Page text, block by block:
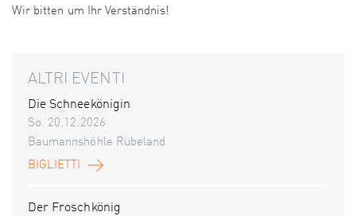
Wir bitten um Ihr Verständnis!
ALTRI EVENTI
Die Schneekönigin
So. 20.12.2026
Baumannshöhle Rübeland
BIGLIETTI
Der Froschkönig